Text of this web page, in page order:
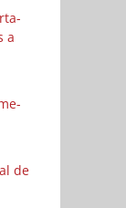
a
de